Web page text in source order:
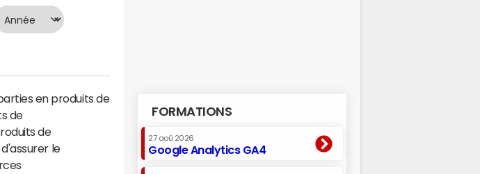
en produits de
de
de
le
FORMATIONS
27 aoû 2026
Google Analytics GA4